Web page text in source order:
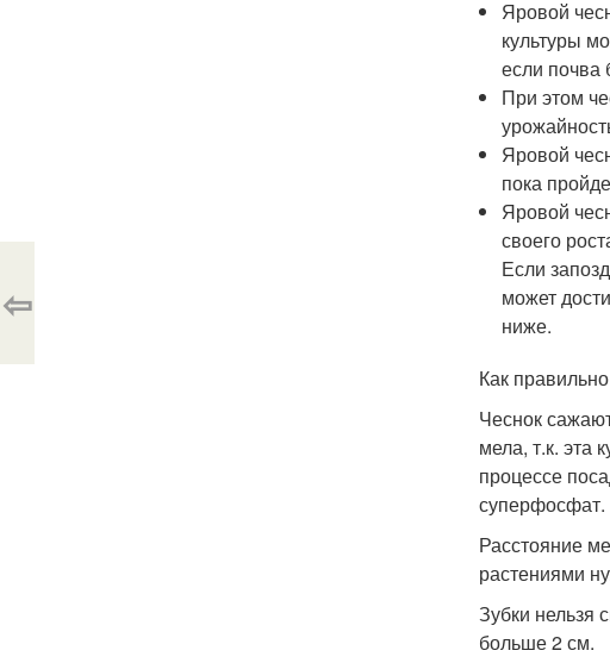
Яровой
культуры
если почва
При этом
Яровой
пока
Яровой
своего
Если
может
ниже.
Как
Чеснок
мела, т.к. эта
процессе
суперфосфат.
Расстояние
растениями
Зубки нельзя
больше 2 см.
⇦